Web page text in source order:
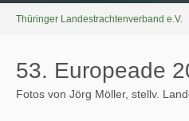
Thüringer Landestrachtenverband e.V.
53. Europeade
Fotos von Jörg Möller, stellv.